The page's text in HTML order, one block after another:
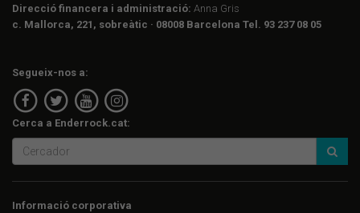
Direcció financera i administració: Anna Gris
c. Mallorca, 221, sobreàtic · 08008 Barcelona Tel. 93 237 08 05
Segueix-nos a:
Cerca a Enderrock.cat:
Informació corporativa